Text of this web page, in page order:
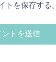
トを保存する。